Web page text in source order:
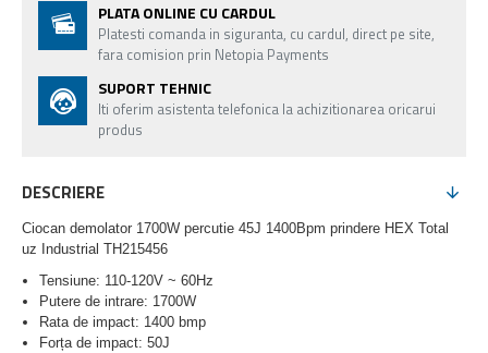
PLATA ONLINE CU CARDUL
Platesti comanda in siguranta, cu cardul, direct pe site,
fara comision prin Netopia Payments
SUPORT TEHNIC
Iti oferim asistenta telefonica la achizitionarea oricarui
produs
DESCRIERE
Ciocan demolator 1700W percutie 45J 1400Bpm prindere HEX Total
uz Industrial TH215456
Tensiune: 110-120V ~ 60Hz
Putere de intrare: 1700W
Rata de impact: 1400 bmp
Forța de impact: 50J